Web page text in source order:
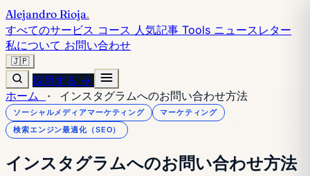
Alejandro Rioja.
すべてのサービス コース 人気記事 Tools ニュースレター
私について お問い合わせ
🇯🇵
採用する →
ホーム · インスタグラムへのお問い合わせ方法
ソーシャルメディアマーケティング
マーケティング
検索エンジン最適化（SEO）
インスタグラムへのお問い合わせ方法